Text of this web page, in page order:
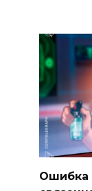
Ошибка